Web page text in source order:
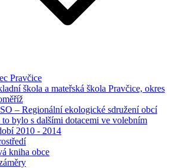
Pravčice
škola a mateřská škola Pravčice, okres
– Regionální ekologické sdružení obcí
to bylo s dalšími dotacemi ve volebním
2010 - 2014
kniha obce